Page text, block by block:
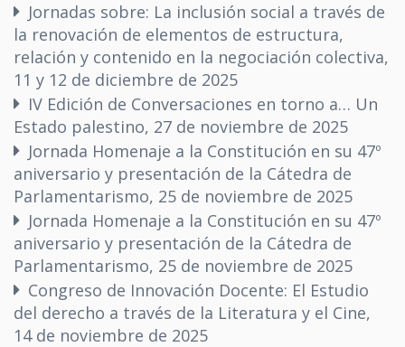
Jornadas sobre: La inclusión social a través de
la renovación de elementos de estructura,
relación y contenido en la negociación colectiva,
11 y 12 de diciembre de 2025
IV Edición de Conversaciones en torno a… Un
Estado palestino, 27 de noviembre de 2025
Jornada Homenaje a la Constitución en su 47º
aniversario y presentación de la Cátedra de
Parlamentarismo, 25 de noviembre de 2025
Jornada Homenaje a la Constitución en su 47º
aniversario y presentación de la Cátedra de
Parlamentarismo, 25 de noviembre de 2025
Congreso de Innovación Docente: El Estudio
del derecho a través de la Literatura y el Cine,
14 de noviembre de 2025